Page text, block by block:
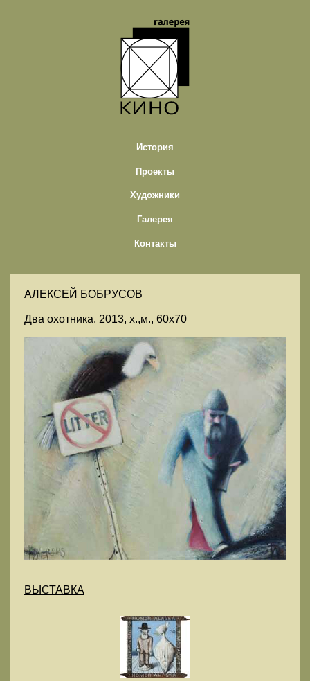
История
Проекты
Художники
Галерея
Контакты
АЛЕКСЕЙ БОБРУСОВ
Два охотника. 2013, х.,м., 60х70
ВЫСТАВКА